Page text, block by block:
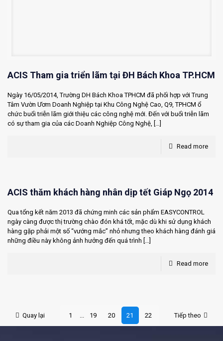
ACIS Tham gia triển lãm tại ĐH Bách Khoa TP.HCM
Ngày 16/05/2014, Trường DH Bách Khoa TPHCM đã phối hợp với Trung
Tâm Vườn Ươm Doanh Nghiệp tại Khu Công Nghệ Cao, Q9, TPHCM ổ
chức buổi triễn lãm giới thiệu các công nghệ mới. Đến với buổi triễn lãm
có sự tham gia của các Doanh Nghiệp Công Nghệ, […]
Read more
ACIS thăm khách hàng nhân dịp tết Giáp Ngọ 2014
Qua tổng kết năm 2013 đã chứng minh các sản phẩm EASYCONTROL
ngày càng được thị trường chào đón khá tốt, mặc dù khi sử dụng khách
hàng gặp phải một số “vướng mắc” nhỏ nhưng theo khách hàng đánh giá
những điều này không ảnh hưởng đến quá trình […]
Read more
Quay lại 1 ... 19 20 21 22 Tiếp theo